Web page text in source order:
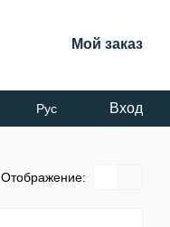
Мой заказ
Рус Вход
Отображение: